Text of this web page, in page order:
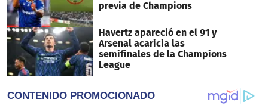
previa de Champions
Havertz apareció en el 91 y
Arsenal acaricia las
semifinales de la Champions
League